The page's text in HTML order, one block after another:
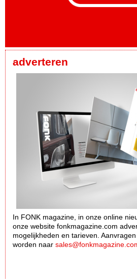
adverteren
In FONK magazine, in onze online
onze website fonkmagazine.com
mogelijkheden en tarieven.
worden naar